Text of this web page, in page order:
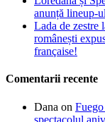
anunță lineup-
Lada de zestre
românești
française!
Comentarii recente
Dana on
spectacolul